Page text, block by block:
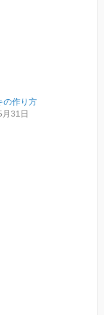
の作り方
31日